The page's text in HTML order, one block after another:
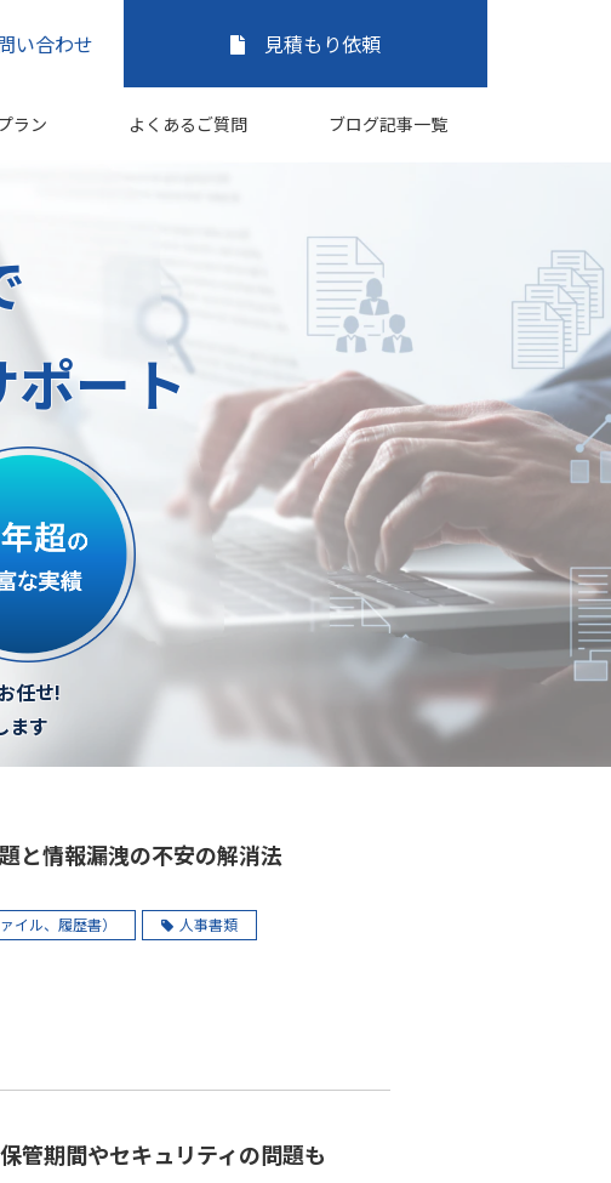
い合わせ 見積もり依頼
ラン よくあるご質問 ブログ記事一覧
ポート
任せ!
ます
と情報漏洩の不安の解消法
イル、履歴書）
人事書類
管期間やセキュリティの問題も